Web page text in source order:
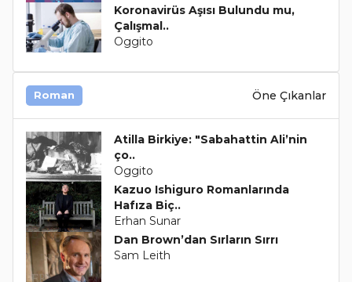
Koronavirüs Aşısı Bulundu mu,
Çalışmal..
Oggito
Roman Öne Çıkanlar
Atilla Birkiye: "Sabahattin Ali’nin
ço..
Oggito
Kazuo Ishiguro Romanlarında
Hafıza Biç..
Erhan Sunar
Dan Brown’dan Sırların Sırrı
Sam Leith